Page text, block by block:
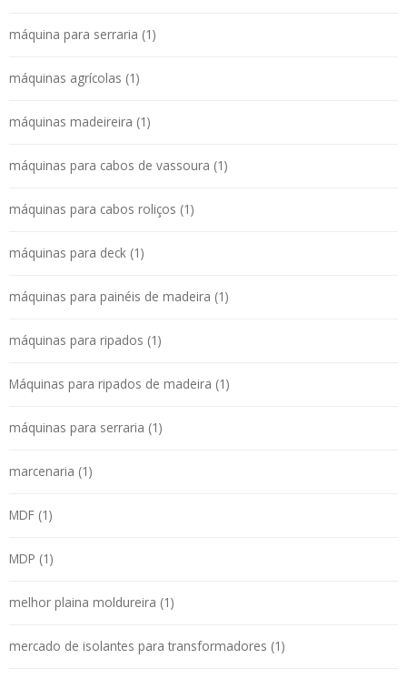
máquina para serraria (1)
máquinas agrícolas (1)
máquinas madeireira (1)
máquinas para cabos de vassoura (1)
máquinas para cabos roliços (1)
máquinas para deck (1)
máquinas para painéis de madeira (1)
máquinas para ripados (1)
Máquinas para ripados de madeira (1)
máquinas para serraria (1)
marcenaria (1)
MDF (1)
MDP (1)
melhor plaina moldureira (1)
mercado de isolantes para transformadores (1)